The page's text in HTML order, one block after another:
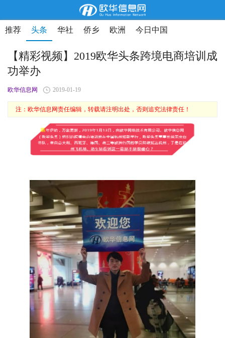
推荐 头条 华社 侨乡 欧洲 今日中国
【精彩视频】2019欧华头条跨境电商培训成
功举办
欧华信息网 2019-01-19
注：欧华信息网责任编辑，转载请注明出处，否则追究法律责任！